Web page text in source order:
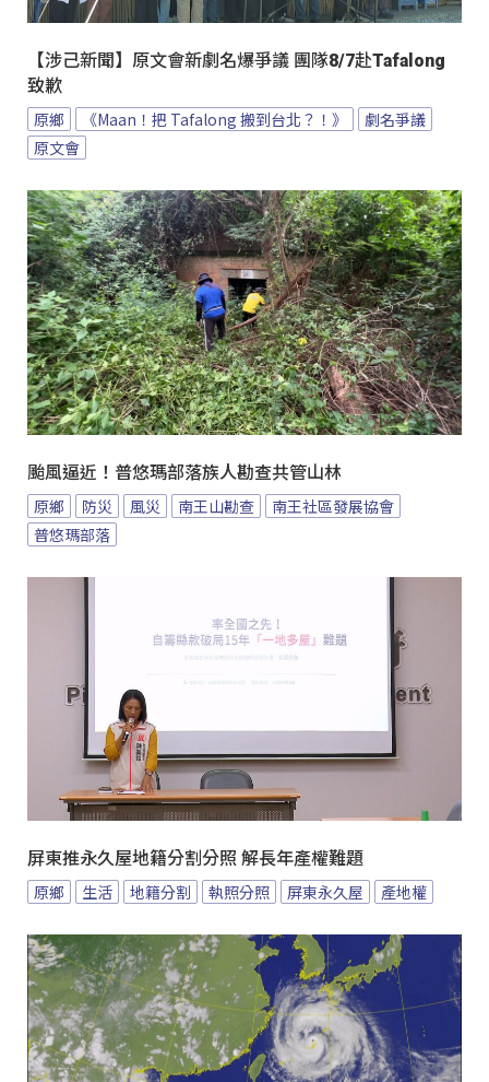
【涉己新聞】原文會新劇名爆爭議 團隊8/7赴Tafalong
致歉
原鄉 《Maan！把 Tafalong 搬到台北？！》
劇名爭議
原文會
颱風逼近！普悠瑪部落族人勘查共管山林
原鄉 防災 風災 南王山勘查
南王社區發展協會
普悠瑪部落
屏東推永久屋地籍分割分照 解長年產權難題
原鄉 生活 地籍分割 執照分照 屏東永久屋 產地權